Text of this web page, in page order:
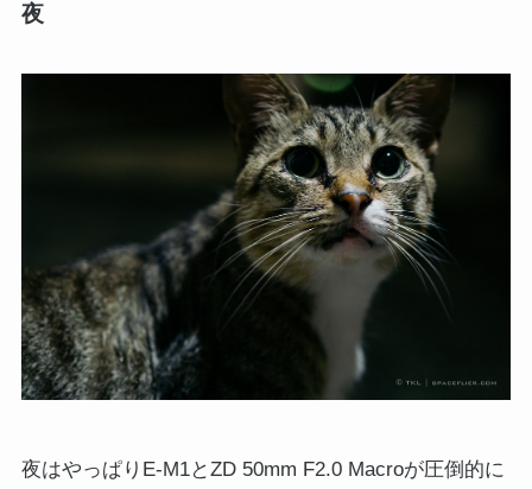
夜
夜はやっぱりE-M1とZD 50mm F2.0 Macroが圧倒的に